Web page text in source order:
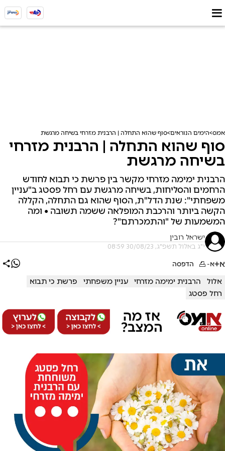
אמס הימים הנוראים סוף שהוא התחלה | הרבנית מזרחי בשיחה מרגשת
סוף שהוא התחלה | הרבנית מזרחי
בשיחה מרגשת
הרבנית ימימה מזרחי מקשר בין פרשת כי תבוא לחודש
הרחמים והסליחות, בשיחה מרגשת עם רחל פסטג ב"עניין
משפחתי": שנת הדל"ת, הסוף שהוא גם התחלה, הקללה
הקשה ביותר והרכבת המופלאה ששמה תשובה • ומה
המשמעות של "והתמכרתם"?
ישראל רובין
י"ג באלול תשפ"ג, 30/08/23 08:59
א+א- הדפסה
אלול הרבנית ימימה מזרחי עניין משפחתי
פרשת כי תבוא
רחל פסטג